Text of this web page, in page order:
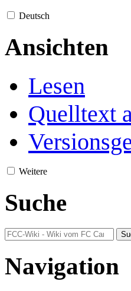
Deutsch
Ansichten
Lesen
Quelltext
Weitere
Suche
Navigation